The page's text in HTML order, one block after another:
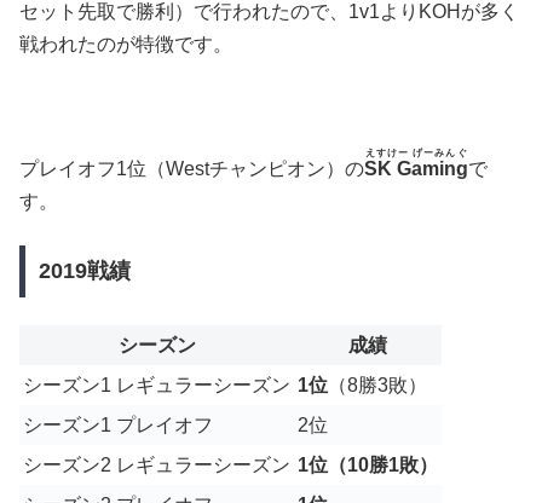
セット先取で勝利）で行われたので、1v1よりKOHが多く
戦われたのが特徴です。
プレイオフ1位（Westチャンピオン）のSK Gaming
えすけー げーみんぐ
で
す。
2019戦績
シーズン
成績
シーズン1 レギュラーシーズン 1位 （8勝3敗）
シーズン1 プレイオフ
2位
シーズン2 レギュラーシーズン 1位（10勝1敗）